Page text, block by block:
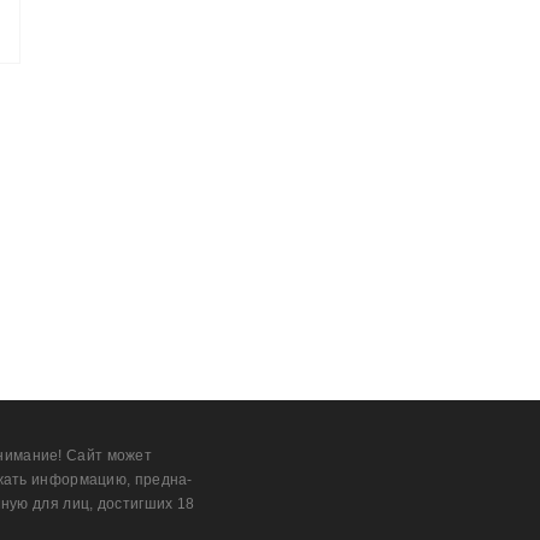
Сайт может
информацию, предна­
для лиц, дости­гших 18